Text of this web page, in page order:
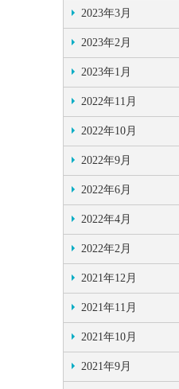
2023年3月
2023年2月
2023年1月
2022年11月
2022年10月
2022年9月
2022年6月
2022年4月
2022年2月
2021年12月
2021年11月
2021年10月
2021年9月